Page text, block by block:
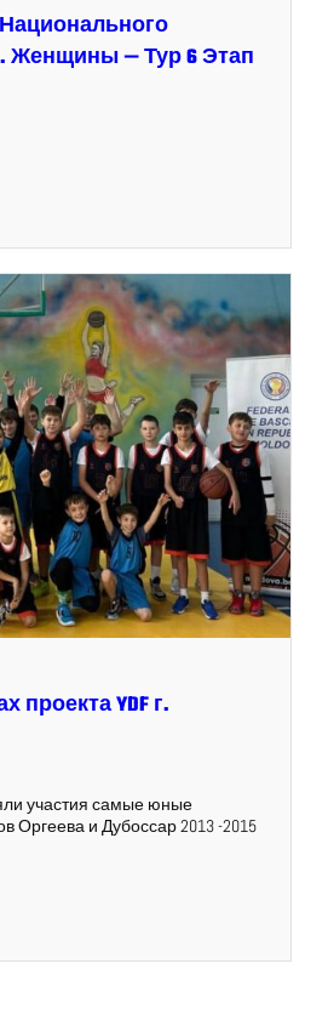
Национального
Женщины — Тур 6 Этап
проекта YDF г.
участия самые юные
Оргеева и Дубоссар 2013 -2015